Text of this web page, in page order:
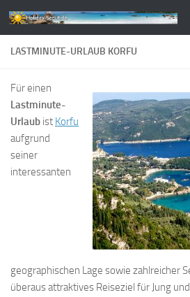
Zum Inhalt springen
LASTMINUTE-URLAUB KORFU
Für einen
Lastminute-
Urlaub ist Korfu
aufgrund
seiner
interessanten
geographischen Lage sowie zahlreicher
überaus attraktives Reiseziel für Jung